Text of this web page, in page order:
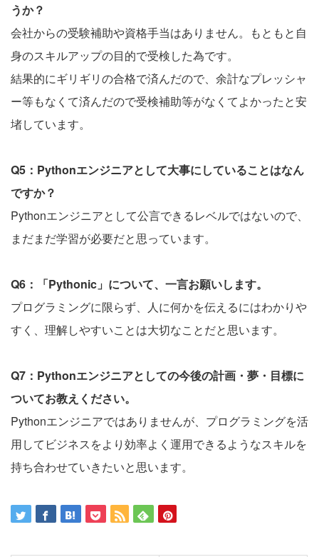
うか？
会社からの受験補助や資格手当はありません。もともと自
身のスキルアップの目的で受検した為です。
結果的にギリギリの合格で済んだので、余計なプレッシャ
ー等もなくて済んだので受検補助等がなくてよかったと安
堵しています。
Q5：Pythonエンジニアとして大事にしていることはなん
ですか？
Pythonエンジニアとして公言できるレベルではないので、
まだまだ学習が必要だと思っています。
Q6：「Pythonic」について、一言お願いします。
プログラミングに限らず、人に何かを伝えるにはわかりや
すく、理解しやすいことは大切なことだと思います。
Q7：Pythonエンジニアとしての今後の計画・夢・目標に
ついてお教えください。
Pythonエンジニアではありませんが、プログラミングを活
用してビジネスをより効率よく運用できるようなスキルを
持ち合わせていきたいと思います。